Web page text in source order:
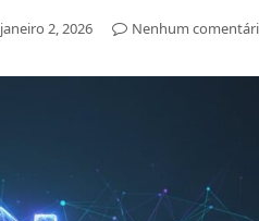
janeiro 2, 2026 Nenhum